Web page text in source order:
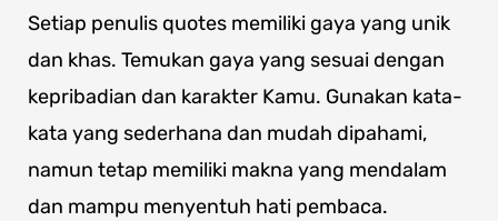
Setiap penulis quotes memiliki gaya yang unik
dan khas. Temukan gaya yang sesuai dengan
kepribadian dan karakter Kamu. Gunakan kata-
kata yang sederhana dan mudah dipahami,
namun tetap memiliki makna yang mendalam
dan mampu menyentuh hati pembaca.